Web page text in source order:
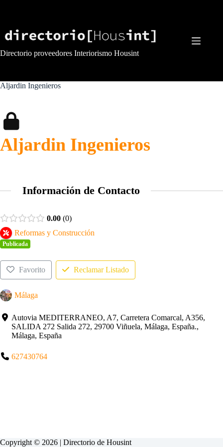
Directorio proveedores Interiorismo Housint
Aljardin Ingenieros
Aljardin Ingenieros
Información de Contacto
0.00 0
Reformas y Construcción
Publicada
Favorito Reclamar Listado
Málaga
Autovia MEDITERRANEO, A7, Carretera Comarcal, A356,
SALIDA 272 Salida 272, 29700 Viñuela, Málaga, España.,
Málaga, España
627430764
Copyright © 2026 | Directorio de Housint